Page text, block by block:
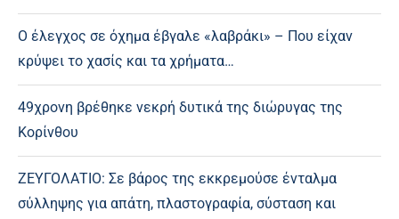
Ο έλεγχος σε όχημα έβγαλε «λαβράκι» – Που είχαν
κρύψει το χασίς και τα χρήματα…
49χρονη βρέθηκε νεκρή δυτικά της διώρυγας της
Κορίνθου
ΖΕΥΓΟΛΑΤΙΟ: Σε βάρος της εκκρεμούσε ένταλμα
σύλληψης για απάτη, πλαστογραφία, σύσταση και